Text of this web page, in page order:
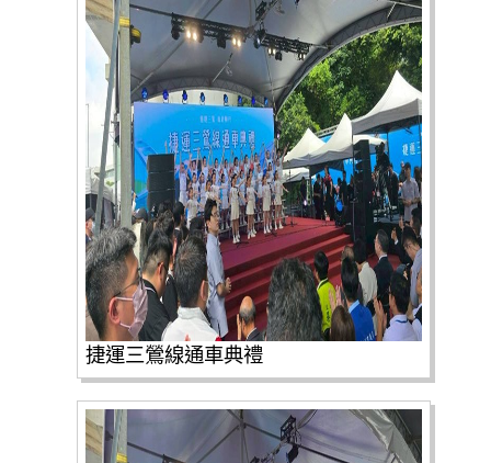
捷運三鶯線通車典禮